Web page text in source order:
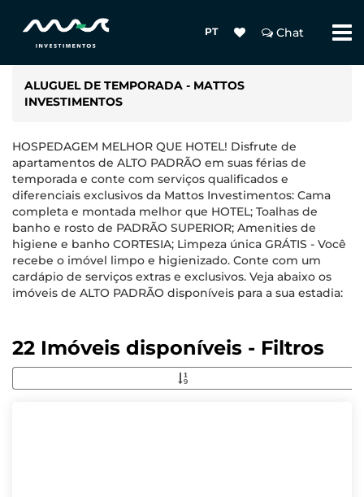
PT Chat
ALUGUEL DE TEMPORADA - MATTOS
INVESTIMENTOS
HOSPEDAGEM MELHOR QUE HOTEL! Disfrute de
apartamentos de ALTO PADRÃO em suas férias de
temporada e conte com serviços qualificados e
diferenciais exclusivos da Mattos Investimentos: Cama
completa e montada melhor que HOTEL; Toalhas de
banho e rosto de PADRÃO SUPERIOR; Amenities de
higiene e banho CORTESIA; Limpeza única GRÁTIS - Você
recebe o imóvel limpo e higienizado. Conte com um
cardápio de serviços extras e exclusivos. Veja abaixo os
imóveis de ALTO PADRÃO disponíveis para a sua estadia:
22 Imóveis disponíveis - Filtros